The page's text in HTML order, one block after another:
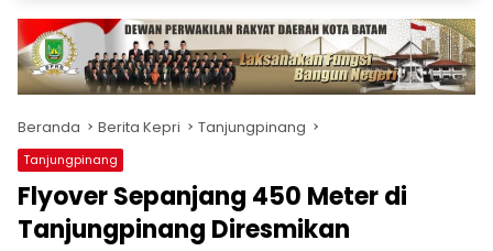
Beranda Berita Kepri Tanjungpinang
Tanjungpinang
Flyover Sepanjang 450 Meter di
Tanjungpinang Diresmikan